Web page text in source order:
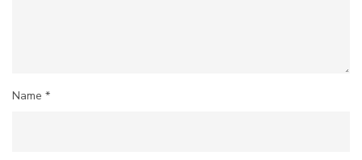
Name *